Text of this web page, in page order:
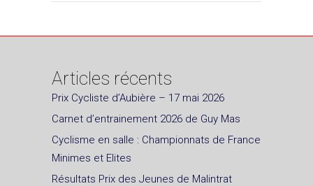
Articles récents
Prix Cycliste d’Aubière – 17 mai 2026
Carnet d’entrainement 2026 de Guy Mas
Cyclisme en salle : Championnats de France
Minimes et Elites
Résultats Prix des Jeunes de Malintrat